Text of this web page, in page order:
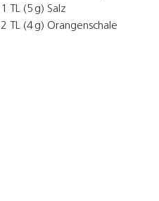
1 TL (5 g) Salz
2 TL (4 g) Orangenschale